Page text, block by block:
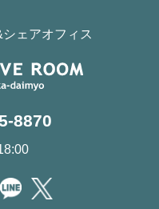
ェアオフィス
8870